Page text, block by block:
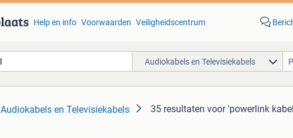
Help en info Voorwaarden Veiligheidscentrum
Audiokabels en Televisiekabels
Audiokabels en Televisiekabels 35 resultaten voor 'powerlink